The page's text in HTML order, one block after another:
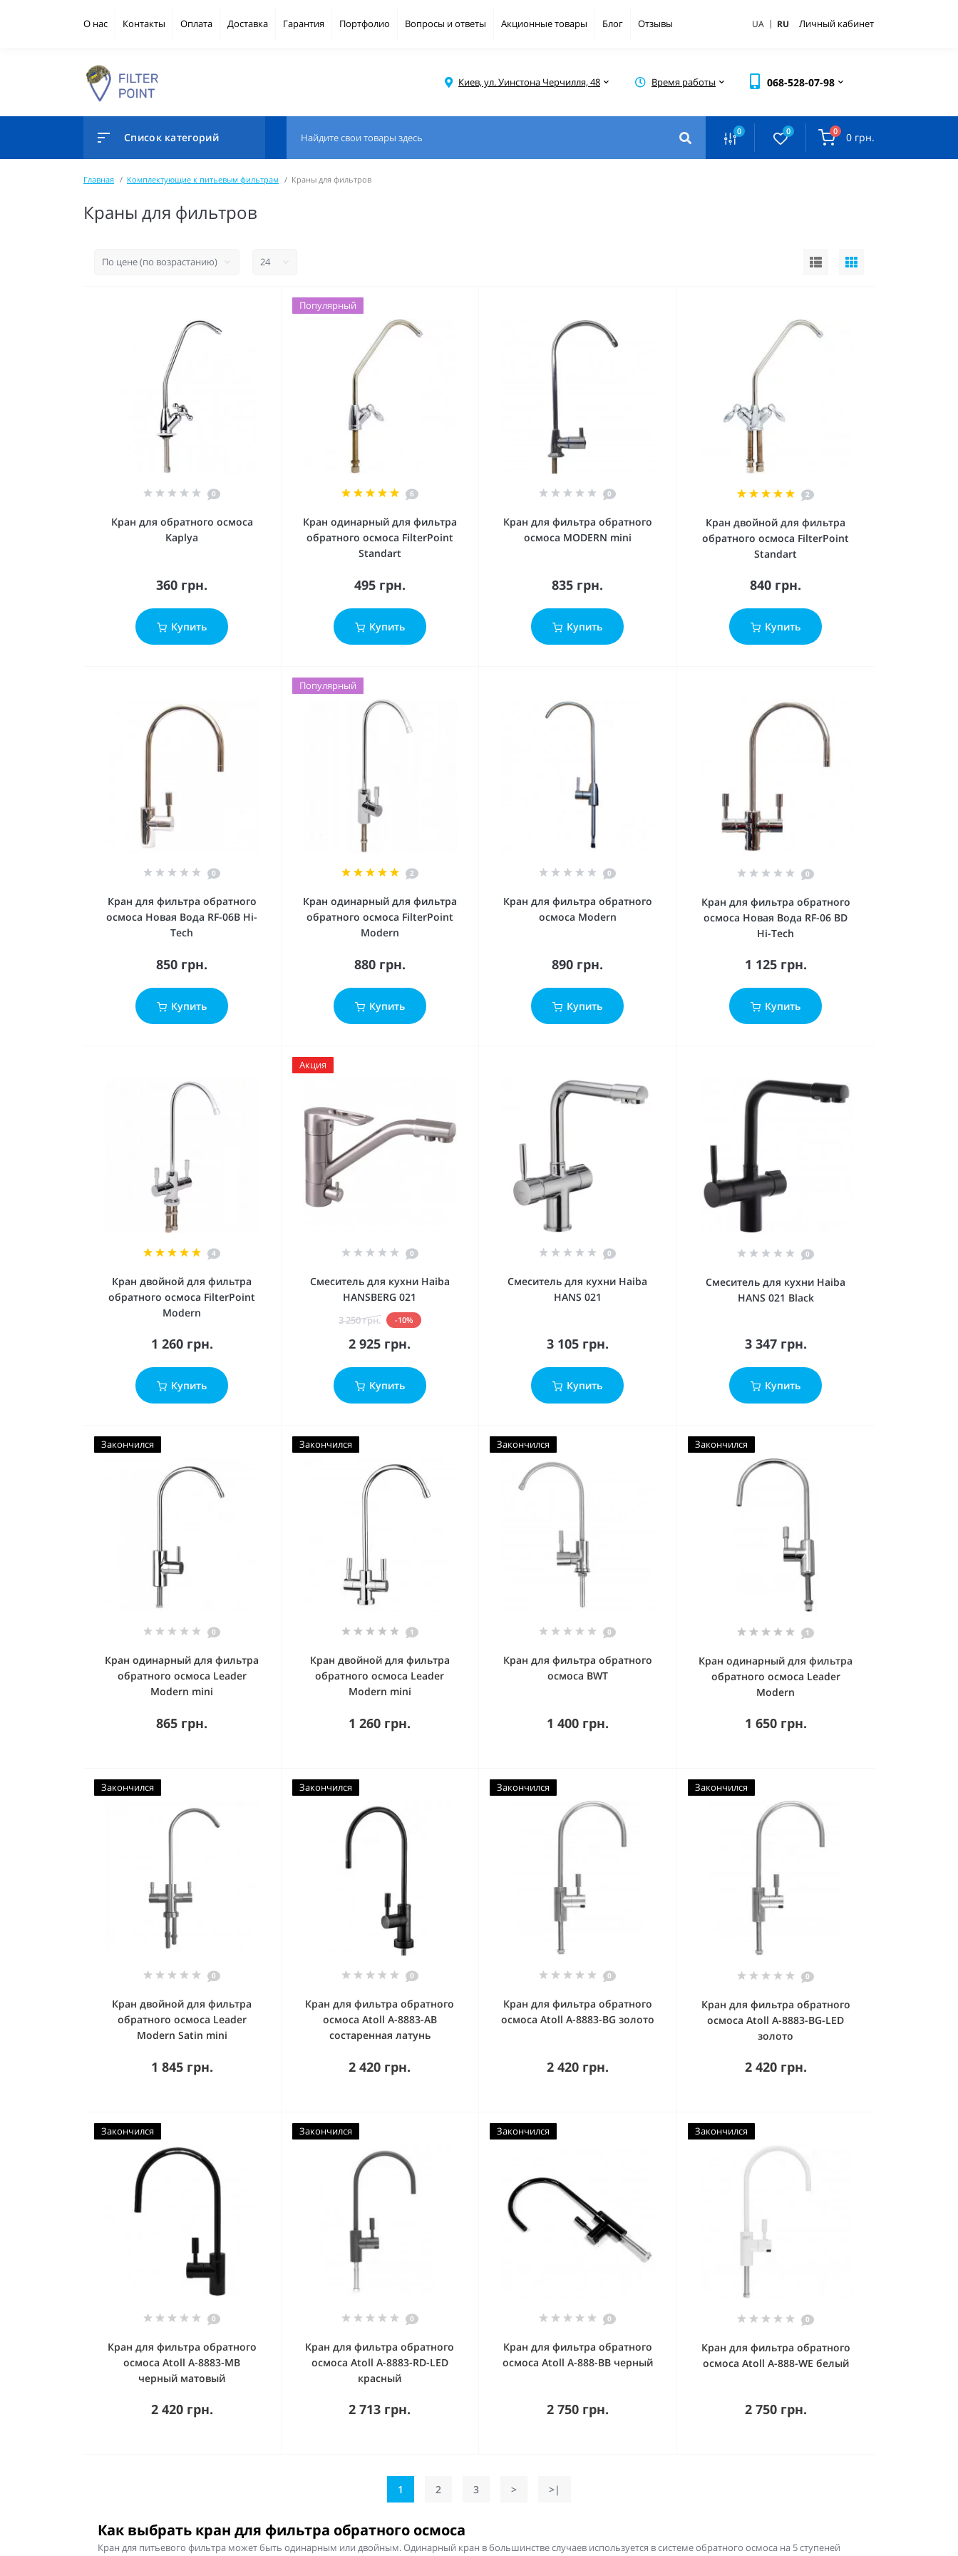
О нас Контакты Оплата Доставка Гарантия Портфолио Вопросы и ответы Акционные товары Блог Отзывы UA | RU Личный кабинет
Киев, ул. Уинстона Черчилля, 48 Время работы 068-528-07-98
Список категорий 0 0 0 0 грн.
Главная Комплектующие к питьевым фильтрам Краны для фильтров
Краны для фильтров
0
Кран для обратного осмоса
Kaplya
360 грн.
Купить
Популярный
6
Кран одинарный для фильтра
обратного осмоса FilterPoint
Standart
495 грн.
Купить
0
Кран для фильтра обратного
осмоса MODERN mini
835 грн.
Купить
2
Кран двойной для фильтра
обратного осмоса FilterPoint
Standart
840 грн.
Купить
0
Кран для фильтра обратного
осмоса Новая Вода RF-06B Hi-
Tech
850 грн.
Купить
Популярный
2
Кран одинарный для фильтра
обратного осмоса FilterPoint
Modern
880 грн.
Купить
0
Кран для фильтра обратного
осмоса Modern
890 грн.
Купить
0
Кран для фильтра обратного
осмоса Новая Вода RF-06 BD
Hi-Tech
1 125 грн.
Купить
4
Кран двойной для фильтра
обратного осмоса FilterPoint
Modern
1 260 грн.
Купить
Акция
0
Смеситель для кухни Haiba
HANSBERG 021
3 250 грн. -10%
2 925 грн.
Купить
0
Смеситель для кухни Haiba
HANS 021
3 105 грн.
Купить
0
Смеситель для кухни Haiba
HANS 021 Black
3 347 грн.
Купить
Закончился
0
Кран одинарный для фильтра
обратного осмоса Leader
Modern mini
865 грн.
Закончился
1
Кран двойной для фильтра
обратного осмоса Leader
Modern mini
1 260 грн.
Закончился
0
Кран для фильтра обратного
осмоса BWT
1 400 грн.
Закончился
1
Кран одинарный для фильтра
обратного осмоса Leader
Modern
1 650 грн.
Закончился
0
Кран двойной для фильтра
обратного осмоса Leader
Modern Satin mini
1 845 грн.
Закончился
0
Кран для фильтра обратного
осмоса Atoll A-8883-AB
состаренная латунь
2 420 грн.
Закончился
0
Кран для фильтра обратного
осмоса Atoll A-8883-BG золото
2 420 грн.
Закончился
0
Кран для фильтра обратного
осмоса Atoll A-8883-BG-LED
золото
2 420 грн.
Закончился
0
Кран для фильтра обратного
осмоса Аtoll A-8883-MB
черный матовый
2 420 грн.
Закончился
0
Кран для фильтра обратного
осмоса Atoll A-8883-RD-LED
красный
2 713 грн.
Закончился
0
Кран для фильтра обратного
осмоса Atoll A-888-BB черный
2 750 грн.
Закончился
0
Кран для фильтра обратного
осмоса Atoll A-888-WE белый
2 750 грн.
1 2 3 > >|
Как выбрать кран для фильтра обратного осмоса
Кран для питьевого фильтра может быть одинарным или двойным. Одинарный кран в большинстве случаев используется в системе обратного осмоса на 5 ступеней